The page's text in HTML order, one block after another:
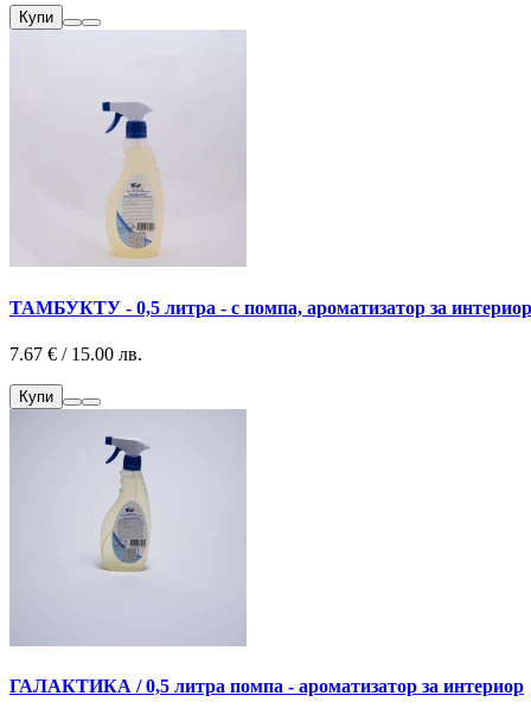
Купи
ТАМБУКТУ - 0,5 литра - с помпа, ароматизатор за интериор
7.67 € / 15.00 лв.
Купи
ГАЛАКТИКА / 0,5 литра помпа - ароматизатор за интериор